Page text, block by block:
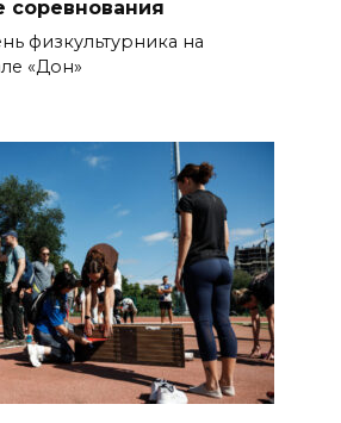
соревнования
физкультурника на
«Дон»